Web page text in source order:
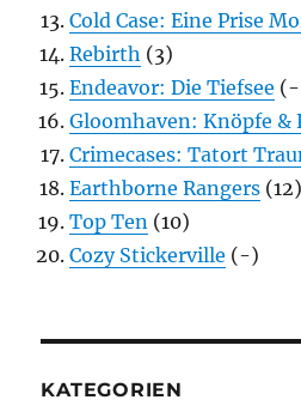
Cold Case: Eine Prise
Rebirth (3)
Endeavor: Die Tiefsee
Gloomhaven: Knöpfe &
Crimecases: Tatort
Earthborne Rangers (12)
Top Ten (10)
Cozy Stickerville (-)
KATEGORIEN